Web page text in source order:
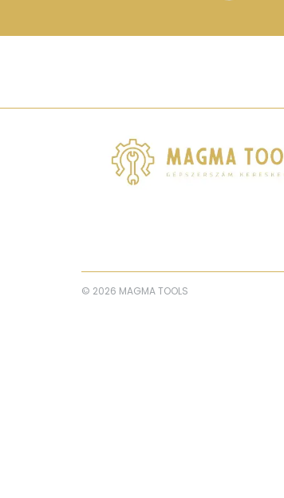
© 2026 MAGMA TOOLS